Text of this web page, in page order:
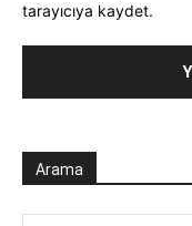
tarayıcıya kaydet.
Arama